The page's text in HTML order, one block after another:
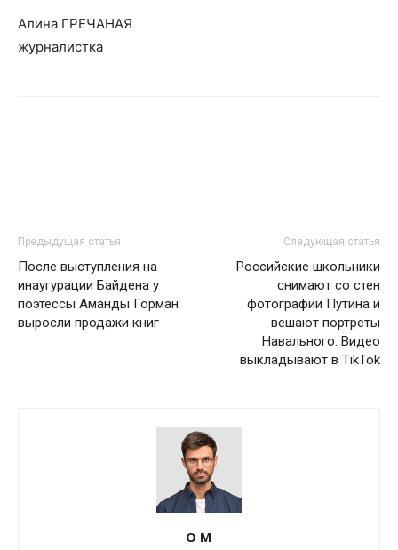
Алина ГРЕЧАНАЯ
журналистка
Предыдущая статья
После выступления на
инаугурации Байдена у
поэтессы Аманды Горман
выросли продажи книг
Следующая статья
Российские школьники
снимают со стен
фотографии Путина и
вешают портреты
Навального. Видео
выкладывают в TikTok
О М